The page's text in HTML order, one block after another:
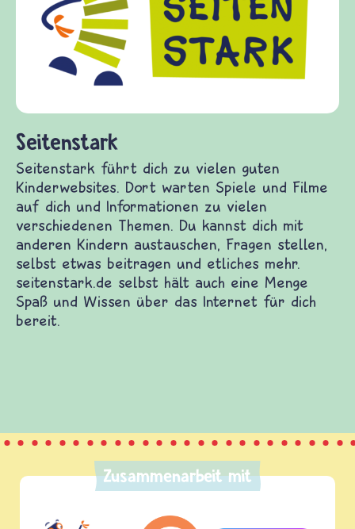
Seitenstark
Seitenstark führt dich zu vielen guten
Kinderwebsites. Dort warten Spiele und Filme
auf dich und Informationen zu vielen
verschiedenen Themen. Du kannst dich mit
anderen Kindern austauschen, Fragen stellen,
selbst etwas beitragen und etliches mehr.
seitenstark.de selbst hält auch eine Menge
Spaß und Wissen über das Internet für dich
bereit.
Zusammenarbeit mit